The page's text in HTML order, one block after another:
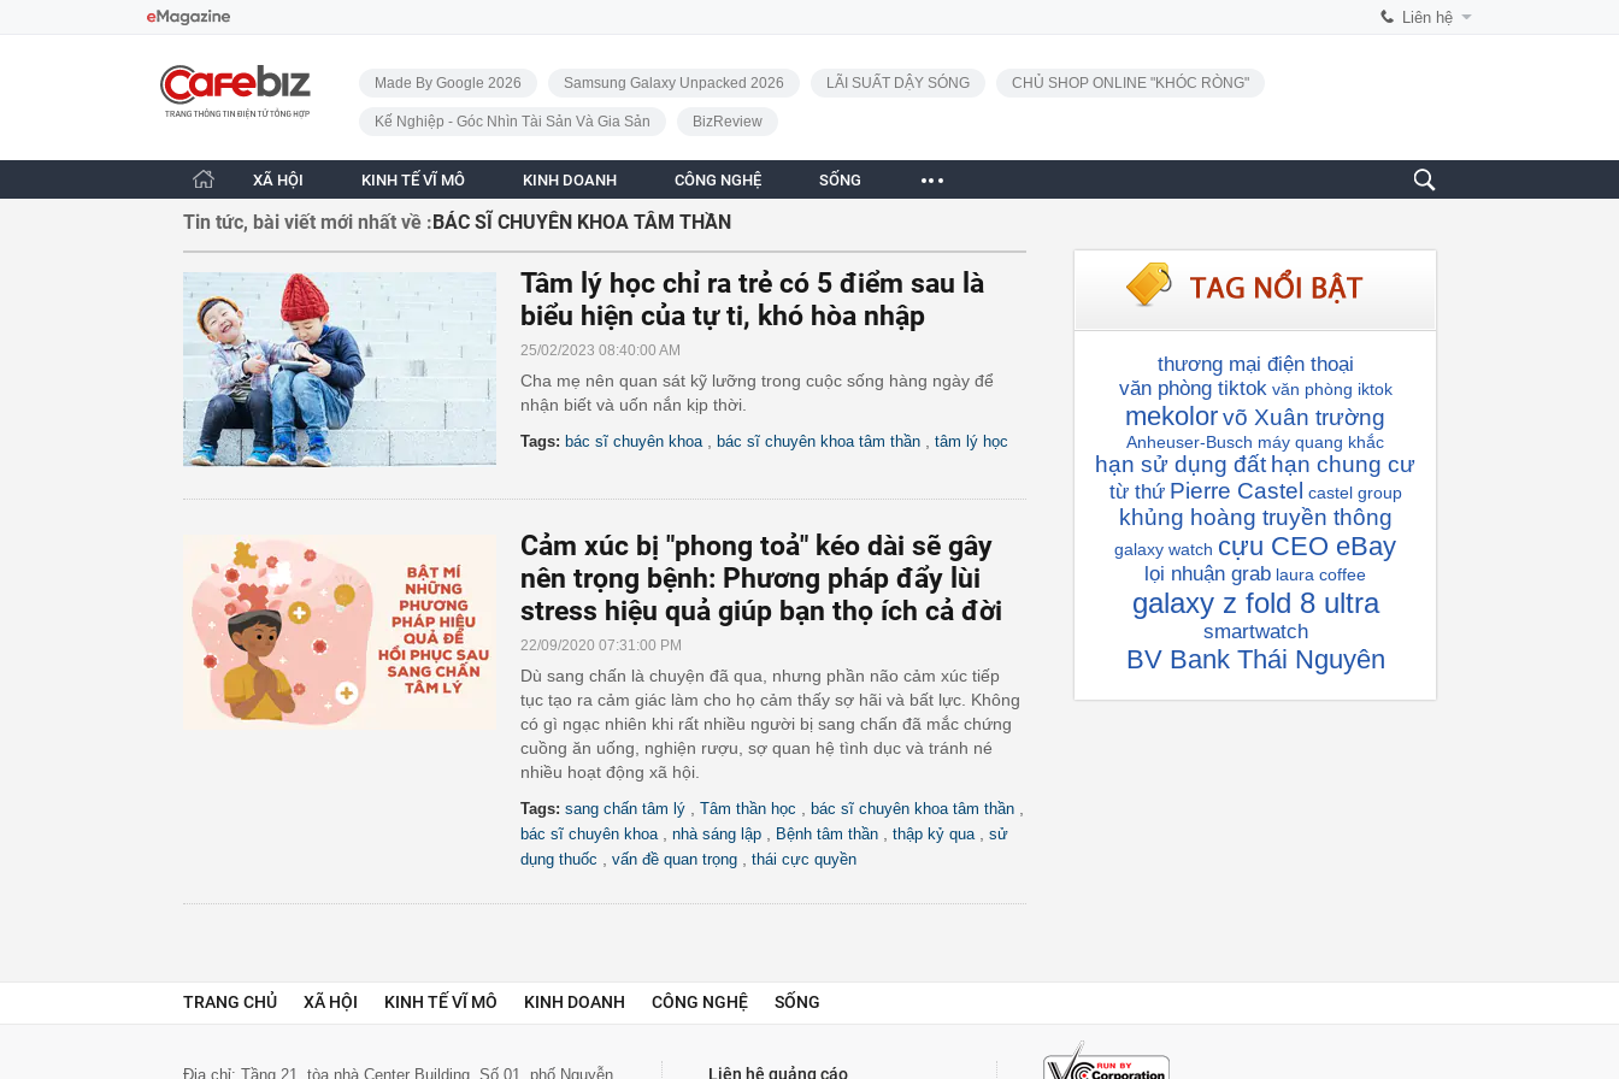
Liên hệ
CafeBiz - Trang chủ
Made By Google 2026
Samsung Galaxy Unpacked 2026 LÃI SUẤT DẬY SÓNG CHỦ SHOP ONLINE "KHÓC RÒNG"
Kế Nghiệp - Góc Nhìn Tài Sản Và Gia Sản BizReview
XÃ HỘI KINH TẾ VĨ MÔ KINH DOANH CÔNG NGHỆ SỐNG
Tin tức, bài viết mới nhất về :BÁC SĨ CHUYÊN KHOA TÂM THẦN
Tâm lý học chỉ ra trẻ có 5 điểm sau là
biểu hiện của tự ti, khó hòa nhập
25/02/2023 08:40:00 AM
Cha mẹ nên quan sát kỹ lưỡng trong cuộc sống hàng ngày để
nhận biết và uốn nắn kịp thời.
Tags: bác sĩ chuyên khoa bác sĩ chuyên khoa tâm thần tâm lý học
Cảm xúc bị "phong toả" kéo dài sẽ gây
nên trọng bệnh: Phương pháp đẩy lùi
stress hiệu quả giúp bạn thọ ích cả đời
22/09/2020 07:31:00 PM
Dù sang chấn là chuyện đã qua, nhưng phần não cảm xúc tiếp
tục tạo ra cảm giác làm cho họ cảm thấy sợ hãi và bất lực. Không
có gì ngạc nhiên khi rất nhiều người bị sang chấn đã mắc chứng
cuồng ăn uống, nghiện rượu, sợ quan hệ tình dục và tránh né
nhiều hoạt động xã hội.
Tags: sang chấn tâm lý Tâm thần học bác sĩ chuyên khoa tâm thần
bác sĩ chuyên khoa nhà sáng lập Bệnh tâm thần thập kỷ qua
sử
dụng thuốc
vấn đề quan trọng thái cực quyền
thương mại điện thoại
văn phòng tiktok văn phòng iktok
mekolorvõ Xuân trường
Anheuser-Busch máy quang khắc
hạn sử dụng đất hạn chung cư
từ thứ Pierre Castel castel group
khủng hoàng truyền thông
galaxy watch cựu CEO eBay
lọi nhuận grab laura coffee
galaxy z fold 8 ultra
smartwatch
BV Bank Thái Nguyên
TRANG CHỦ XÃ HỘI KINH TẾ VĨ MÔ KINH DOANH CÔNG NGHỆ SỐNG
Địa chỉ: Tầng 21, tòa nhà Center Building. Số 01, phố Nguyễn Liên hệ quảng cáo